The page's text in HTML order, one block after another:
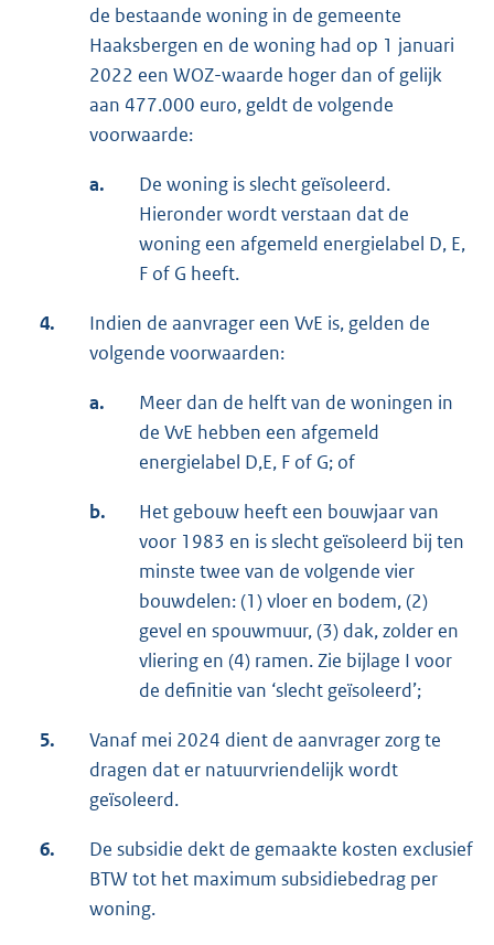
de bestaande woning in de gemeente
Haaksbergen en de woning had op 1 januari
2022 een WOZ-waarde hoger dan of gelijk
aan 477.000 euro, geldt de volgende
voorwaarde:
a.
De woning is slecht geïsoleerd.
Hieronder wordt verstaan dat de
woning een afgemeld energielabel D, E,
F of G heeft.
4.
Indien de aanvrager een VvE is, gelden de
volgende voorwaarden:
a.
Meer dan de helft van de woningen in
de VvE hebben een afgemeld
energielabel D,E, F of G; of
b.
Het gebouw heeft een bouwjaar van
voor 1983 en is slecht geïsoleerd bij ten
minste twee van de volgende vier
bouwdelen: (1) vloer en bodem, (2)
gevel en spouwmuur, (3) dak, zolder en
vliering en (4) ramen. Zie bijlage I voor
de definitie van ‘slecht geïsoleerd’;
5.
Vanaf mei 2024 dient de aanvrager zorg te
dragen dat er natuurvriendelijk wordt
geïsoleerd.
6.
De subsidie dekt de gemaakte kosten exclusief
BTW tot het maximum subsidiebedrag per
woning.